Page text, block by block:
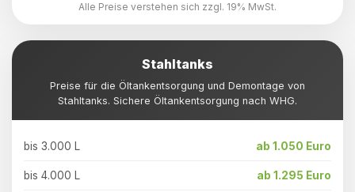
Alle Preise verstehen sich zzgl. 19% MwSt.
Stahltanks
Preise für die Öltankentsorgung und Demontage von
Stahltanks. Sichere Öltankentsorgung nach WHG.
bis 3.000 L ab 1.050 Euro
bis 4.000 L ab 1.295 Euro